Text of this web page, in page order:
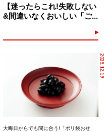
【迷ったらこれ!失敗しない
&間違いなくおいしい「ご...
2025.12.19
大晦日からでも間に合う!「ポリ袋おせ